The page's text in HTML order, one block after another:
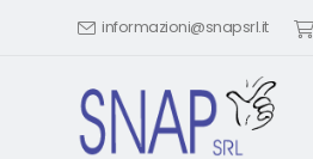
informazioni@snapsrl.it